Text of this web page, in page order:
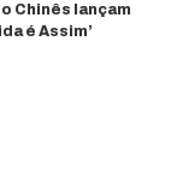
Chinês lançam
é Assim’